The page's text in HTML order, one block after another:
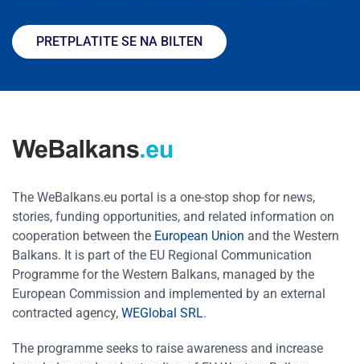
PRETPLATITE SE NA BILTEN
The WeBalkans.eu portal is a one-stop shop for news,
stories, funding opportunities, and related information on
cooperation between the European Union and the Western
Balkans. It is part of the EU Regional Communication
Programme for the Western Balkans, managed by the
European Commission and implemented by an external
contracted agency, WEGlobal SRL.
The programme seeks to raise awareness and increase